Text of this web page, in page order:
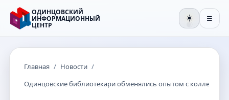
ОДИНЦОВСКИЙ
ИНФОРМАЦИОННЫЙ
ЦЕНТР
☀️ ☰
Главная / Новости /
Одинцовские библиотекари обменялись опытом с коллегами